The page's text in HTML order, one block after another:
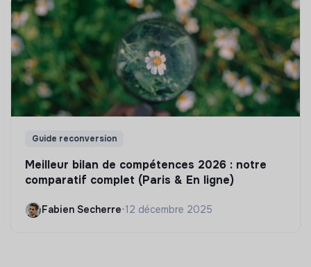
Guide reconversion
Meilleur bilan de compétences 2026 : notre
comparatif complet (Paris & En ligne)
Fabien Secherre•12 décembre 2025